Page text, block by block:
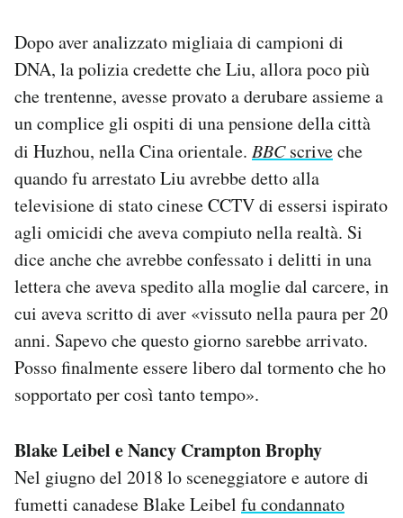
Dopo aver analizzato migliaia di campioni di
DNA, la polizia credette che Liu, allora poco più
che trentenne, avesse provato a derubare assieme a
un complice gli ospiti di una pensione della città
di Huzhou, nella Cina orientale. BBCscriveche
quando fu arrestato Liu avrebbe detto alla
televisione di stato cinese CCTV di essersi ispirato
agli omicidi che aveva compiuto nella realtà. Si
dice anche che avrebbe confessato i delitti in una
lettera che aveva spedito alla moglie dal carcere, in
cui aveva scritto di aver «vissuto nella paura per 20
anni. Sapevo che questo giorno sarebbe arrivato.
Posso finalmente essere libero dal tormento che ho
sopportato per così tanto tempo».
Blake Leibel e Nancy Crampton Brophy
Nel giugno del 2018 lo sceneggiatore e autore di
fumetti canadese Blake Leibel fu condannato